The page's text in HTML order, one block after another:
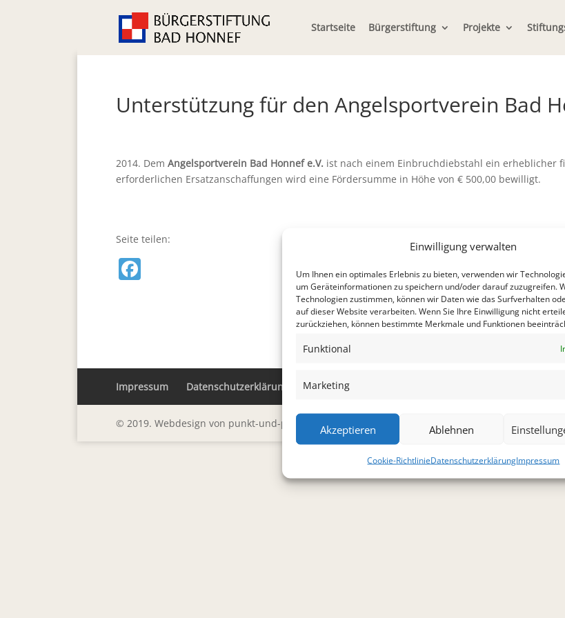
Einwilligung verwalten
Um Ihnen ein optimales Erlebnis zu bieten, verwenden wir
um Geräteinformationen zu speichern und/oder darauf zuzugreifen.
Technologien zustimmen, können wir Daten wie das Surfverhalten
auf dieser Website verarbeiten. Wenn Sie Ihre Einwilligung nicht
zurückziehen, können bestimmte Merkmale und Funktionen
Funktional
Marketing
Akzeptieren Ablehnen
Cookie-RichtlinieDatenschutzerklärungImpressum
Startseite Bürgerstiftung Projekte
Unterstützung für den Angelsportverein Bad
2014. Dem Angelsportverein Bad Honnef e.V. ist nach einem Einbruchdiebstahl ein erheblicher
erforderlichen Ersatzanschaffungen wird eine Fördersumme in Höhe von € 500,00 bewilligt.
Seite teilen:
o
o
k
Impressum Datenschutzerklärung
© 2019. Webdesign von punkt-und-pixel Grafik